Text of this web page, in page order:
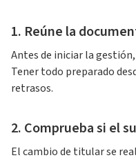
1. Reúne la
Antes de iniciar la
Tener todo preparado
retrasos.
2. Comprueba si el
El cambio de titular se